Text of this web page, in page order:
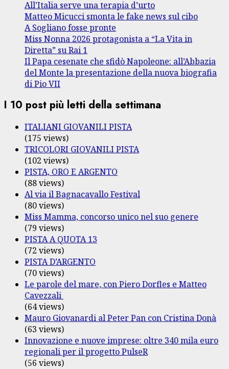
All’Italia serve una terapia d’urto
Matteo Micucci smonta le fake news sul cibo
A Sogliano fosse pronte
Miss Nonna 2026 protagonista a “La Vita in
Diretta” su Rai 1
Il Papa cesenate che sfidò Napoleone: all’Abbazia
del Monte la presentazione della nuova biografia
di Pio VII
I 10 post più letti della settimana
ITALIANI GIOVANILI PISTA
(175 views)
TRICOLORI GIOVANILI PISTA
(102 views)
PISTA, ORO E ARGENTO
(88 views)
Al via il Bagnacavallo Festival
(80 views)
Miss Mamma, concorso unico nel suo genere
(79 views)
PISTA A QUOTA 13
(72 views)
PISTA D’ARGENTO
(70 views)
Le parole del mare, con Piero Dorfles e Matteo
Cavezzali
(64 views)
Mauro Giovanardi al Peter Pan con Cristina Donà
(63 views)
Innovazione e nuove imprese: oltre 340 mila euro
regionali per il progetto PulseR
(56 views)